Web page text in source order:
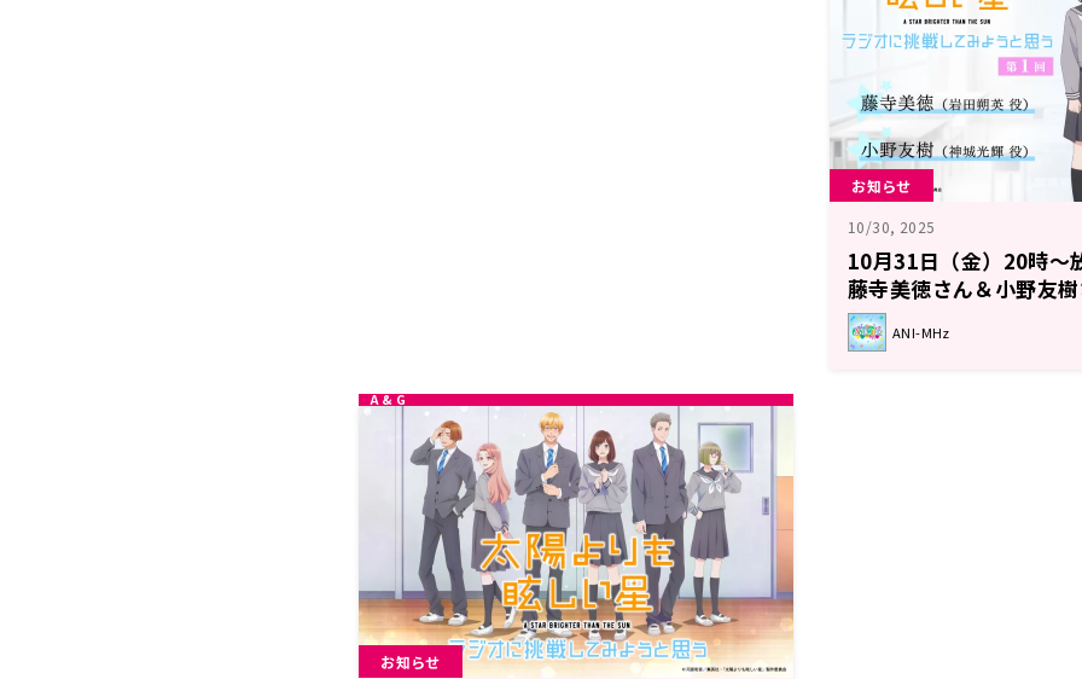
お知らせ
10/30, 2025
10月31日（金）20時～
藤寺美徳さん＆小野友
【TVアニメ「太陽より
ジオに挑戦してみよう
ANI-MHz
お知らせ